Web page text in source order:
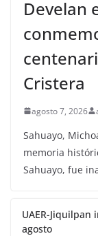
Develan
Cristera
agosto 7, 2026
Sahuayo,
memoria
Sahuayo, fue
UAER-
agosto